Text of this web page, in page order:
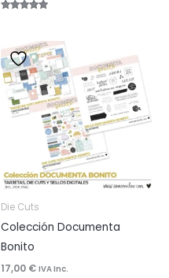
Die Cuts
Colección Documenta
Bonito
17,00 € IVA Inc.